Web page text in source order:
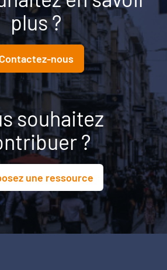
plus ?
Contactez-nous
souhaitez
?
une ressource